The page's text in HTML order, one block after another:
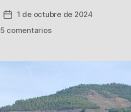
Fecha1 de octubre de 2024
5 comentariosen
2024
Saida
1.378m